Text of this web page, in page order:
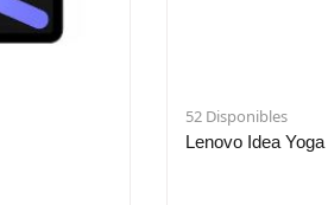
52 Disponibles
Lenovo Idea